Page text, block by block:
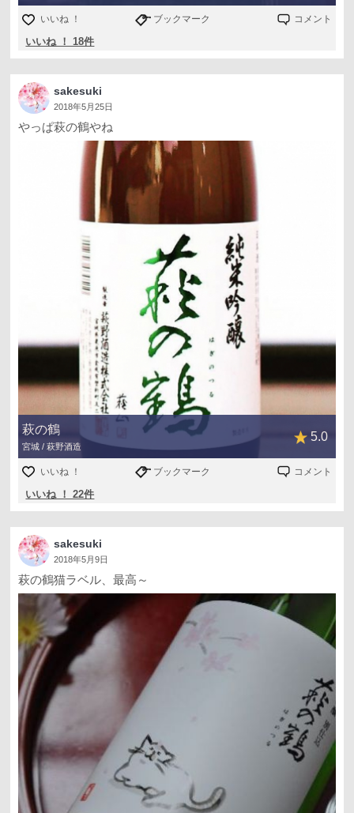
いいね ！ ブックマーク コメント
いいね ！ 18件
sakesuki
2018年5月25日
やっぱ萩の鶴やね
萩の鶴
宮城 / 萩野酒造
5.0
いいね ！ ブックマーク コメント
いいね ！ 22件
sakesuki
2018年5月9日
萩の鶴猫ラベル、最高～